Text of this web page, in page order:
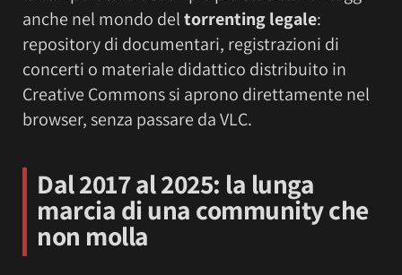
anche nel mondo deltorrenting legale:
repository di documentari, registrazioni di
concerti o materiale didattico distribuito in
Creative Commons si aprono direttamente nel
browser, senza passare da VLC.
Dal 2017 al 2025: la lunga
marcia di una community che
non molla